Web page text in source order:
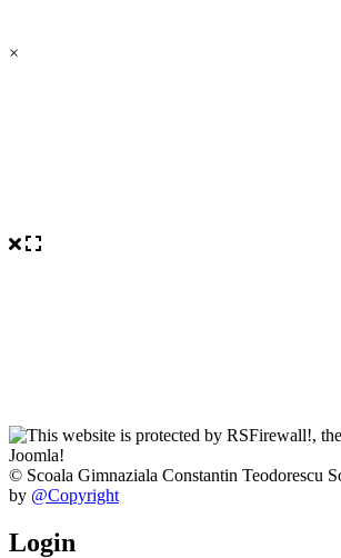
×
© Scoala Gimnaziala Constantin Teodorescu
by @Copyright
Login